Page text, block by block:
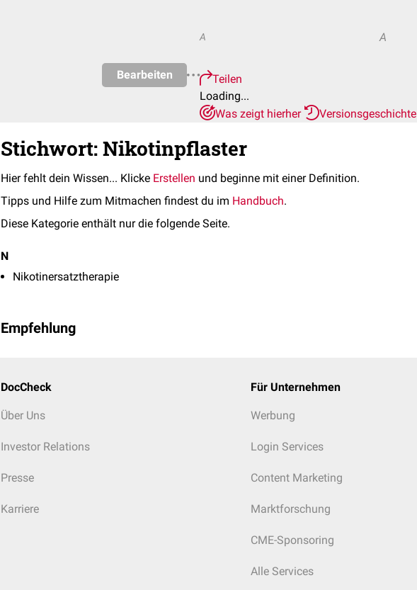
Bearbeiten
A A
Teilen
Loading...
Was zeigt hierher
Versionsgeschichte
Stichwort: Nikotinpflaster
Hier fehlt dein Wissen... Klicke Erstellen und beginne mit einer Definition.
Tipps und Hilfe zum Mitmachen findest du im Handbuch.
Diese Kategorie enthält nur die folgende Seite.
N
Nikotinersatztherapie
Empfehlung
DocCheck
Über Uns
Investor Relations
Presse
Karriere
Für Unternehmen
Werbung
Login Services
Content Marketing
Marktforschung
CME-Sponsoring
Alle Services